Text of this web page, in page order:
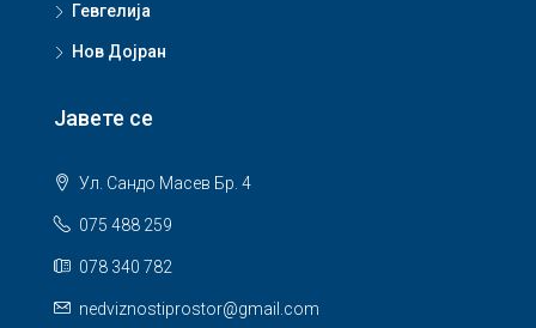
Гевгелија
Нов Дојран
Јавете се
Ул. Сандо Масев Бр. 4
075 488 259
078 340 782
nedviznostiprostor@gmail.com